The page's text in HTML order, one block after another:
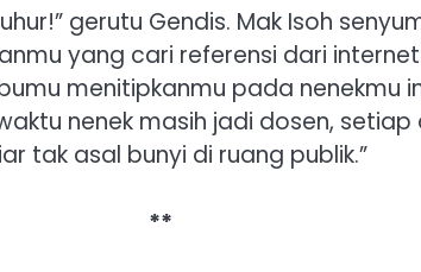
gerutu Gendis. Mak Isoh
yang cari referensi dari
menitipkanmu pada nenekmu
nenek masih jadi dosen,
tak asal bunyi di ruang publik.”
**